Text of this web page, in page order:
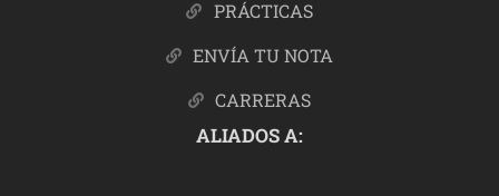
PRÁCTICAS
ENVÍA TU NOTA
CARRERAS
ALIADOS A: